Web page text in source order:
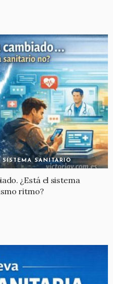
SISTEMA SANITARIO
¿Está el sistema
ritmo?